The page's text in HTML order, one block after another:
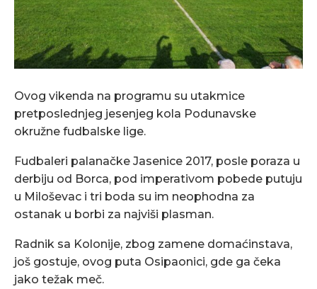
Ovog vikenda na programu su utakmice
pretposlednjeg jesenjeg kola Podunavske
okružne fudbalske lige.
Fudbaleri palanačke Jasenice 2017, posle poraza u
derbiju od Borca, pod imperativom pobede putuju
u Miloševac i tri boda su im neophodna za
ostanak u borbi za najviši plasman.
Radnik sa Kolonije, zbog zamene domaćinstava,
još gostuje, ovog puta Osipaonici, gde ga čeka
jako težak meč.